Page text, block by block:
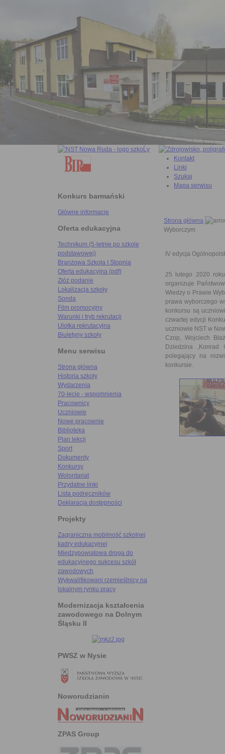
Konkurs barmański
Główne informacje
Oferta edukacyjna
Technikum (5-letnie po szkole
podstawowej)
Branżowa Szkoła I Stopnia
Oferta edukacyjna (pdf)
Złóż podanie
Lokalizacja szkoły
Sonda
Film promocyjny
Warunki i tryb rekrutacji
Ulotka rekrutacyjna
Biuletyny szkoły
Menu serwisu
Strona główna
Historia szkoły
Wydarzenia
70-lecie - wspomnienia
Pracownicy
Uczniowie
Nowe pracownie
Biblioteka
Plan lekcji
Sport
Dokumenty
Konkursy
Wolontariat
Przydatne linki
Lista podręczników
Deklaracja dostępności
Projekty
Zagraniczna mobilność szkolnej
kadry edukacyjnej
Międzypowiatowa droga do
edukacyjnego sukcesu szkół
zawodowych
Wykwalifikowani rzemieślnicy na
lokalnym rynku pracy
Modernizacja kształcenia
zawodowego na Dolnym
Śląsku II
PWSZ w Nysie
Noworudzianin
ZPAS Group
Kontakt
Linki
Szukaj
Mapa serwisu
Strona główna
Wyborczym
IV edycja
25 lutego 2020
organizuje
Wiedzy o Prawie
prawa wyborczego
konkursu są
czwartej edycji
uczniowie NST w
Czop, Wojciech
Dziedzina ,Konrad
polegający na
konkursie.